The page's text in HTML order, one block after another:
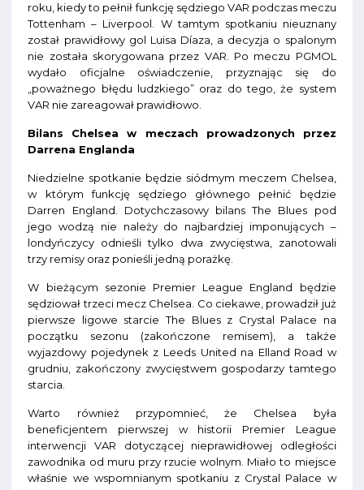
roku, kiedy to pełnił funkcję sędziego VAR podczas meczu
Tottenham – Liverpool. W tamtym spotkaniu nieuznany
został prawidłowy gol Luisa Díaza, a decyzja o spalonym
nie została skorygowana przez VAR. Po meczu PGMOL
wydało oficjalne oświadczenie, przyznając się do
„poważnego błędu ludzkiego” oraz do tego, że system
VAR nie zareagował prawidłowo.
Bilans Chelsea w meczach prowadzonych przez
Darrena Englanda
Niedzielne spotkanie będzie siódmym meczem Chelsea,
w którym funkcję sędziego głównego pełnić będzie
Darren England. Dotychczasowy bilans The Blues pod
jego wodzą nie należy do najbardziej imponujących –
londyńczycy odnieśli tylko dwa zwycięstwa, zanotowali
trzy remisy oraz ponieśli jedną porażkę.
W bieżącym sezonie Premier League England będzie
sędziował trzeci mecz Chelsea. Co ciekawe, prowadził już
pierwsze ligowe starcie The Blues z Crystal Palace na
początku sezonu (zakończone remisem), a także
wyjazdowy pojedynek z Leeds United na Elland Road w
grudniu, zakończony zwycięstwem gospodarzy tamtego
starcia.
Warto również przypomnieć, że Chelsea była
beneficjentem pierwszej w historii Premier League
interwencji VAR dotyczącej nieprawidłowej odległości
zawodnika od muru przy rzucie wolnym. Miało to miejsce
właśnie we wspomnianym spotkaniu z Crystal Palace w